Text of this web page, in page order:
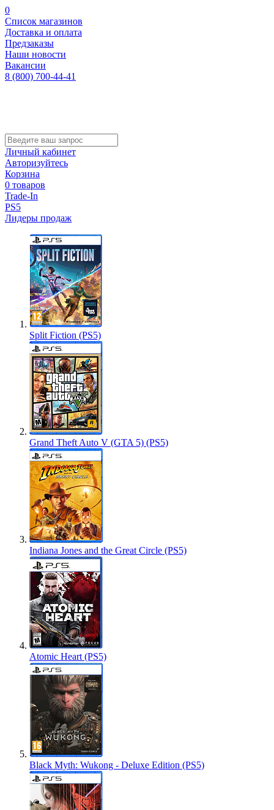
0
Список магазинов
Доставка и оплата
Предзаказы
Наши новости
Вакансии
8 (800) 700-44-41
Личный кабинет
Авторизуйтесь
Корзина
0 товаров
Trade-In
PS5
Лидеры продаж
Split Fiction (PS5)
Grand Theft Auto V (GTA 5) (PS5)
Indiana Jones and the Great Circle (PS5)
Atomic Heart (PS5)
Black Myth: Wukong - Deluxe Edition (PS5)